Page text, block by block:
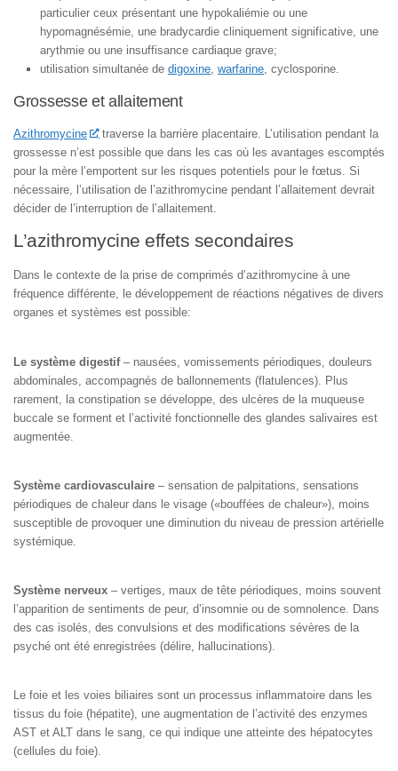
particulier ceux présentant une hypokaliémie ou une
hypomagnésémie, une bradycardie cliniquement significative, une
arythmie ou une insuffisance cardiaque grave;
utilisation simultanée de digoxine, warfarine, cyclosporine.
Grossesse et allaitement
Azithromycine
traverse la barrière placentaire. L’utilisation pendant la
grossesse n’est possible que dans les cas où les avantages escomptés
pour la mère l’emportent sur les risques potentiels pour le fœtus. Si
nécessaire, l’utilisation de l’azithromycine pendant l’allaitement devrait
décider de l’interruption de l’allaitement.
L’azithromycine effets secondaires
Dans le contexte de la prise de comprimés d’azithromycine à une
fréquence différente, le développement de réactions négatives de divers
organes et systèmes est possible:
Le système digestif– nausées, vomissements périodiques, douleurs
abdominales, accompagnés de ballonnements (flatulences). Plus
rarement, la constipation se développe, des ulcères de la muqueuse
buccale se forment et l’activité fonctionnelle des glandes salivaires est
augmentée.
Système cardiovasculaire – sensation de palpitations, sensations
périodiques de chaleur dans le visage («bouffées de chaleur»), moins
susceptible de provoquer une diminution du niveau de pression artérielle
systémique.
Système nerveux – vertiges, maux de tête périodiques, moins souvent
l’apparition de sentiments de peur, d’insomnie ou de somnolence. Dans
des cas isolés, des convulsions et des modifications sévères de la
psyché ont été enregistrées (délire, hallucinations).
Le foie et les voies biliaires sont un processus inflammatoire dans les
tissus du foie (hépatite), une augmentation de l’activité des enzymes
AST et ALT dans le sang, ce qui indique une atteinte des hépatocytes
(cellules du foie).